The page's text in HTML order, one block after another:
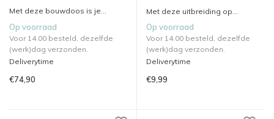
Met deze bouwdoos is je...
Op voorraad
Voor 14.00 besteld, dezelfde
(werk)dag verzonden.
Deliverytime
€74,90
Met deze uitbreiding op...
Op voorraad
Voor 14.00 besteld, dezelfde
(werk)dag verzonden.
Deliverytime
€9,99